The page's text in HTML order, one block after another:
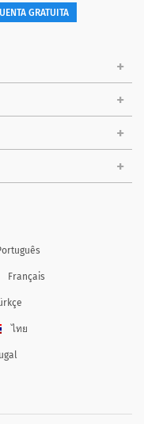
GRATUITA
Français
ไทย